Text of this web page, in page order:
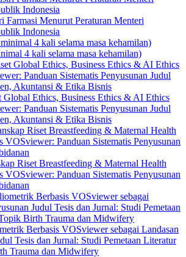
Farmasi Menurut Peraturan Menteri
Indonesia
4 kali selama masa kehamilan)
Global Ethics, Business Ethics & AI Ethics
Panduan Sistematis Penyusunan Judul
Akuntansi & Etika Bisnis
Riset Breastfeeding & Maternal Health
VOSviewer: Panduan Sistematis Penyusunan
Berbasis VOSviewer sebagai Landasan
Tesis dan Jurnal: Studi Pemetaan Literatur
Trauma dan Midwifery